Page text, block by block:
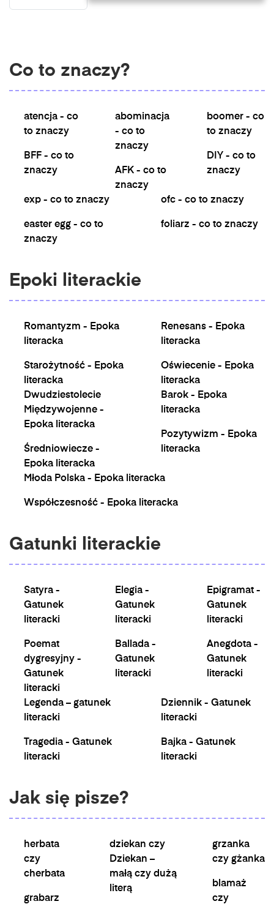
Co to znaczy?
atencja - co
to znaczy
BFF - co to
znaczy
abominacja
- co to
znaczy
AFK - co to
znaczy
boomer - co
to znaczy
DIY - co to
znaczy
exp - co to znaczy
easter egg - co to
znaczy
ofc - co to znaczy
foliarz - co to znaczy
Epoki literackie
Romantyzm - Epoka
literacka
Starożytność - Epoka
literacka
Renesans - Epoka
literacka
Oświecenie - Epoka
literacka
Dwudziestolecie
Międzywojenne -
Epoka literacka
Średniowiecze -
Epoka literacka
Barok - Epoka
literacka
Pozytywizm - Epoka
literacka
Młoda Polska - Epoka literacka
Współczesność - Epoka literacka
Gatunki literackie
Satyra -
Gatunek
literacki
Poemat
dygresyjny -
Gatunek
literacki
Elegia -
Gatunek
literacki
Ballada -
Gatunek
literacki
Epigramat -
Gatunek
literacki
Anegdota -
Gatunek
literacki
Legenda – gatunek
literacki
Tragedia - Gatunek
literacki
Dziennik - Gatunek
literacki
Bajka - Gatunek
literacki
Jak się pisze?
herbata
czy
cherbata
grabarz
dziekan czy
Dziekan –
małą czy dużą
literą
grzanka
czy gżanka
blamaż
czy